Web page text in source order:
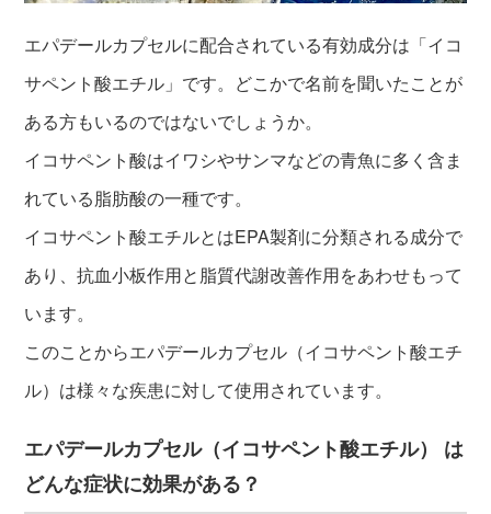
エパデールカプセルに配合されている有効成分は「イコ
サペント酸エチル」です。どこかで名前を聞いたことが
ある方もいるのではないでしょうか。
イコサペント酸はイワシやサンマなどの青魚に多く含ま
れている脂肪酸の一種です。
イコサペント酸エチルとはEPA製剤に分類される成分で
あり、抗血小板作用と脂質代謝改善作用をあわせもって
います。
このことからエパデールカプセル（イコサペント酸エチ
ル）は様々な疾患に対して使用されています。
エパデールカプセル（イコサペント酸エチル） は
どんな症状に効果がある？